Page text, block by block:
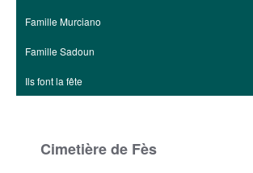
Famille Murciano
Famille Sadoun
Ils font la fête
Cimetière de Fès